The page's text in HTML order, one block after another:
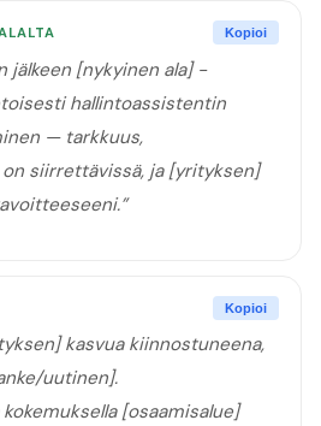
Kopioi
jälkeen [nykyinen ala] -
hallintoassistentin
— tarkkuus,
siirrettävissä, ja [yrityksen]
”
Kopioi
kasvua kiinnostuneena,
uutinen].
[osaamisalue]